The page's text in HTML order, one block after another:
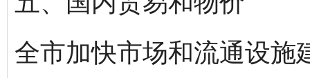
全市加快市场和流通设施